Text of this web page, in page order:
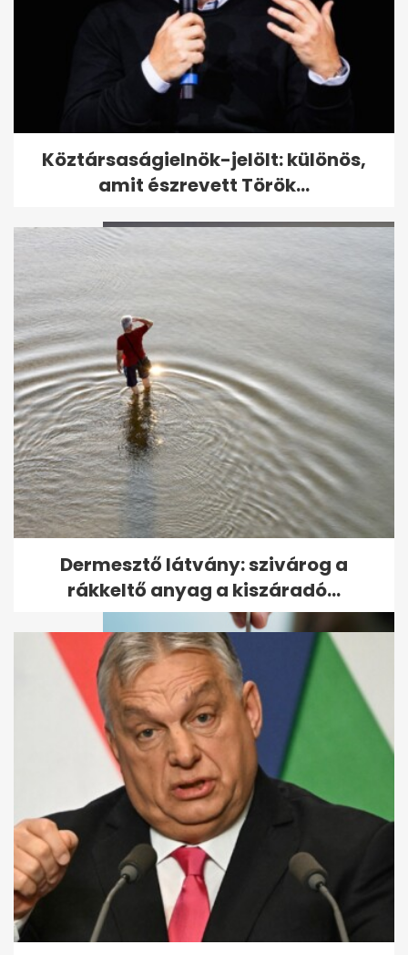
Berki Mazsi egy 75 milliós
luxusautót vezet
Sorra zárnak be Schobert
Norbi boltjai
Biztosan jól tudsz spórolni?
Kvíz
Köztársaságielnök-jelölt: különös,
amit észrevett Török...
Dermesztő látvány: szivárog a
rákkeltő anyag a kiszáradó...